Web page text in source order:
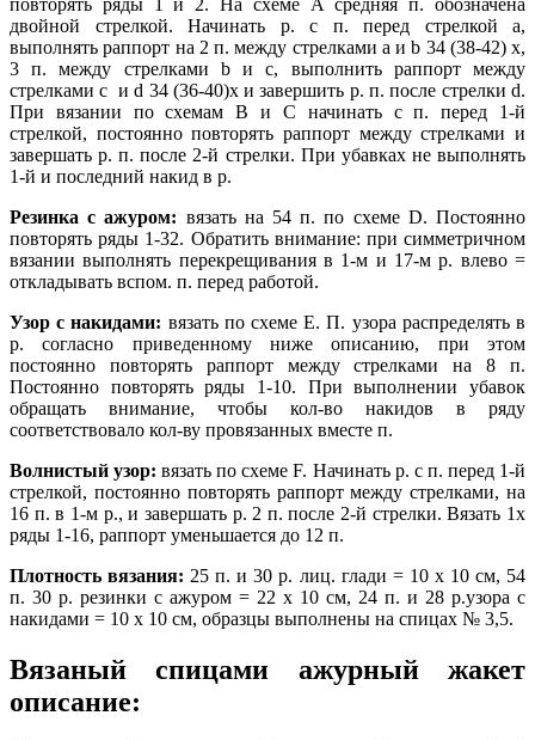
двойной стрелкой. Начинать р. с п. перед стрелкой а,
выполнять раппорт на 2 п. между стрелками а и b 34 (38-42) х,
3 п. между стрелками b и с, выполнить раппорт между
стрелками с и d 34 (36-40)х и завершить р. п. после стрелки d.
При вязании по схемам В и С начинать с п. перед 1-й
стрелкой, постоянно повторять раппорт между стрелками и
завершать р. п. после 2-й стрелки. При убавках не выполнять
1-й и последний накид в р.
Резинка с ажуром: вязать на 54 п. по схеме D. Постоянно
повторять ряды 1-32. Обратить внимание: при симметричном
вязании выполнять перекрещивания в 1-м и 17-м р. влево =
откладывать вспом. п. перед работой.
Узор с накидами: вязать по схеме Е. П. узора распределять в
р. согласно приведенному ниже описанию, при этом
постоянно повторять раппорт между стрелками на 8 п.
Постоянно повторять ряды 1-10. При выполнении убавок
обращать внимание, чтобы кол-во накидов в ряду
соответствовало кол-ву провязанных вместе п.
Волнистый узор: вязать по схеме F. Начинать р. с п. перед 1-й
стрелкой, постоянно повторять раппорт между стрелками, на
16 п. в 1-м р., и завершать р. 2 п. после 2-й стрелки. Вязать 1х
ряды 1-16, раппорт уменьшается до 12 п.
Плотность вязания: 25 п. и 30 р. лиц. глади = 10 х 10 см, 54
п. 30 р. резинки с ажуром = 22 х 10 см, 24 п. и 28 р.узора с
накидами = 10 х 10 см, образцы выполнены на спицах № 3,5.
Вязаный спицами ажурный жакет
описание: